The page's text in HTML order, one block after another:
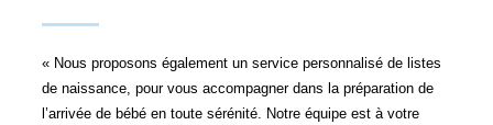
« Nous proposons également un service personnalisé de listes
de naissance, pour vous accompagner dans la préparation de
l’arrivée de bébé en toute sérénité. Notre équipe est à votre